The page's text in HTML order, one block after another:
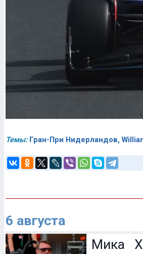
Темы: Гран-При Нидерландов,
6 августа
Мика